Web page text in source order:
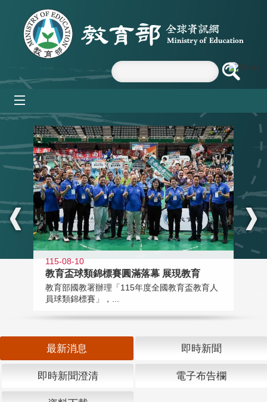
跳到主要內容區塊
:::
115-08-10
教育盃球類錦標賽圓滿落幕 展現教育
教育部國教署辦理「115年度全國教育盃教育人
員球類錦標賽」，...
最新消息 即時新聞
即時新聞澄清 電子布告欄